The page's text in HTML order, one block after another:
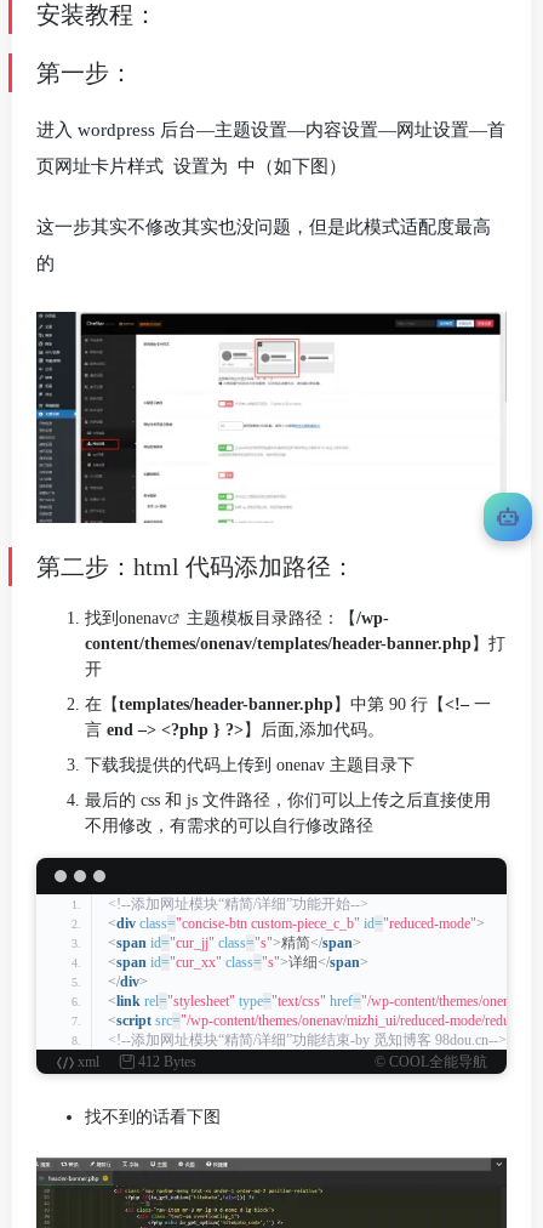
安装教程：
第一步：
进入 wordpress 后台—主题设置—内容设置—网址设置—首
页网址卡片样式 设置为 中（如下图）
这一步其实不修改其实也没问题，但是此模式适配度最高
的
第二步：html 代码添加路径：
找到 onenav 主题模板目录路径：【/wp-
content/themes/onenav/templates/header-banner.php】打
开
在【templates/header-banner.php】中第 90 行【<!– 一
言 end –> <?php } ?>】后面,添加代码。
下载我提供的代码上传到 onenav 主题目录下
最后的 css 和 js 文件路径，你们可以上传之后直接使用
不用修改，有需求的可以自行修改路径
<!--添加网址模块“精简/详细”功能开始-->
<div class="concise-btn custom-piece_c_b" id="reduced-mode">
<span id="cur_jj" class="s">精简</span>
<span id="cur_xx" class="s">详细</span>
</div>
<link rel="stylesheet" type="text/css" href="/wp-content/themes/onenav/
<script src="/wp-content/themes/onenav/mizhi_ui/reduced-mode/reduced-
<!--添加网址模块“精简/详细”功能结束-by 觅知博客 98dou.cn-->
xml
412 Bytes © COOL全能导航
找不到的话看下图